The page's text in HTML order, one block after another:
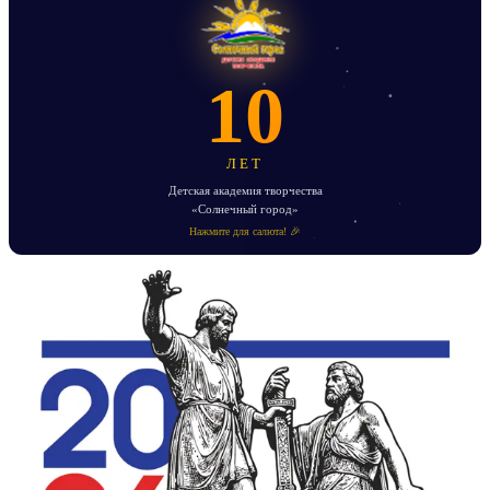
10
ЛЕТ
Детская академия творчества
«Солнечный город»
Нажмите для салюта! 🎉